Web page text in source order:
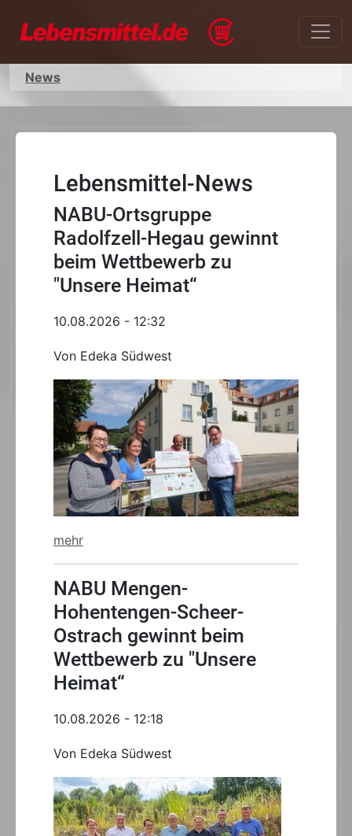
News
Lebensmittel-News
NABU-Ortsgruppe
Radolfzell-Hegau gewinnt
beim Wettbewerb zu
"Unsere Heimat“
10.08.2026 - 12:32
Von Edeka Südwest
mehr
NABU Mengen-
Hohentengen-Scheer-
Ostrach gewinnt beim
Wettbewerb zu "Unsere
Heimat“
10.08.2026 - 12:18
Von Edeka Südwest